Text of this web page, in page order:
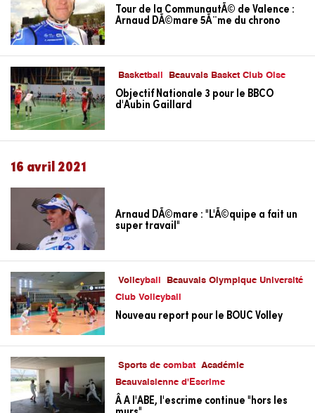
Tour de la CommunautÃ© de Valence :
Arnaud DÃ©mare 5Ã¨me du chrono
Basketball Beauvais Basket Club Oise
Objectif Nationale 3 pour le BBCO
d'Aubin Gaillard
16 avril 2021
Arnaud DÃ©mare : "L'Ã©quipe a fait un
super travail"
Volleyball
Beauvais Olympique Université
Club Volleyball
Nouveau report pour le BOUC Volley
Sports de combat
Académie
Beauvaisienne d'Escrime
Â A l'ABE, l'escrime continue "hors les